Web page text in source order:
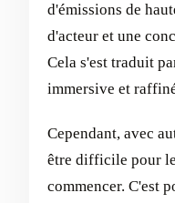
d'émissions de
d'acteur et une
Cela s'est traduit
immersive et
Cependant, avec
être difficile pour
commencer. C'est